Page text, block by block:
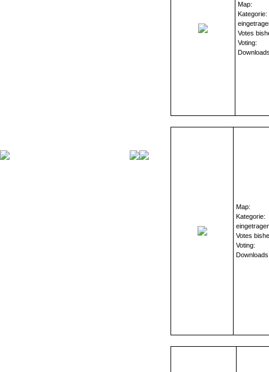
Map:
Kategorie:
Votes
Voting:
Map:
Kategorie:
Votes
Voting: